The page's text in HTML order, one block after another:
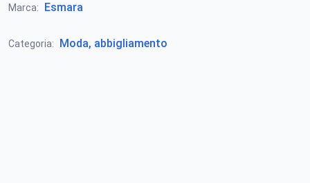
Marca: Esmara
Categoria: Moda, abbigliamento